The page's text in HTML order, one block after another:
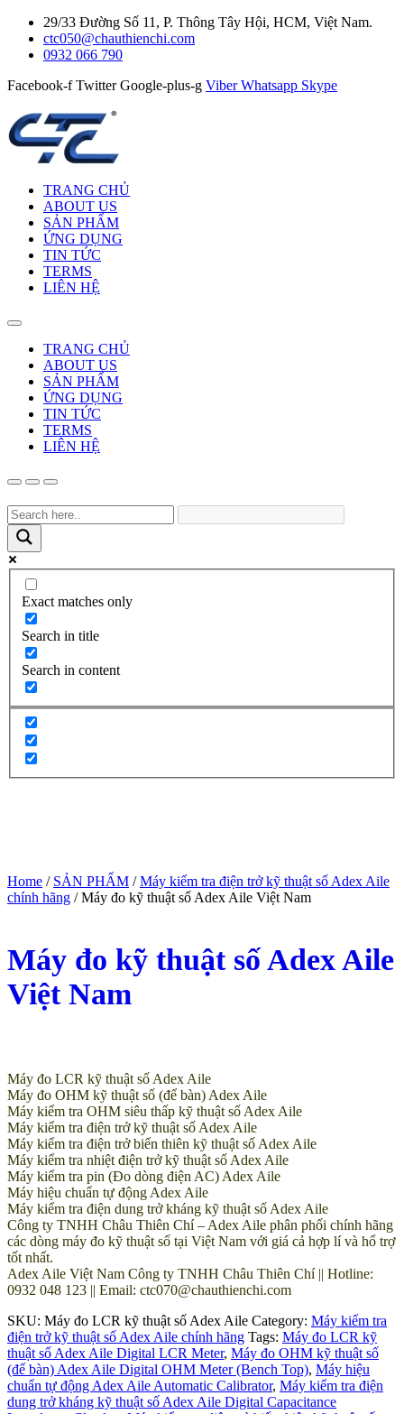
29/33 Đường Số 11, P. Thông Tây Hội, HCM, Việt Nam.
ctc050@chauthienchi.com
0932 066 790
Facebook-f Twitter Google-plus-g Viber Whatsapp Skype
TRANG CHỦ
ABOUT US
SẢN PHẨM
ỨNG DỤNG
TIN TỨC
TERMS
LIÊN HỆ
TRANG CHỦ
ABOUT US
SẢN PHẨM
ỨNG DỤNG
TIN TỨC
TERMS
LIÊN HỆ
Exact matches only
Search in title
Search in content
Home / SẢN PHẨM /Máy kiểm tra điện trở kỹ thuật số Adex Aile
chính hãng / Máy đo kỹ thuật số Adex Aile Việt Nam
Máy đo kỹ thuật số Adex Aile
Việt Nam
Máy đo LCR kỹ thuật số Adex Aile
Máy đo OHM kỹ thuật số (để bàn) Adex Aile
Máy kiểm tra OHM siêu thấp kỹ thuật số Adex Aile
Máy kiểm tra điện trở kỹ thuật số Adex Aile
Máy kiểm tra điện trở biến thiên kỹ thuật số Adex Aile
Máy kiểm tra nhiệt điện trở kỹ thuật số Adex Aile
Máy kiểm tra pin (Đo dòng điện AC) Adex Aile
Máy hiệu chuẩn tự động Adex Aile
Máy kiểm tra điện dung trở kháng kỹ thuật số Adex Aile
Công ty TNHH Châu Thiên Chí – Adex Aile phân phối chính hãng
các dòng máy đo kỹ thuật số tại Việt Nam với giá cả hợp lí và hổ trợ
tốt nhất.
Adex Aile Việt Nam Công ty TNHH Châu Thiên Chí || Hotline:
0932 048 123 || Email: ctc070@chauthienchi.com
SKU: Máy đo LCR kỹ thuật số Adex Aile Category: Máy kiểm tra
điện trở kỹ thuật số Adex Aile chính hãng Tags: Máy đo LCR kỹ
thuật số Adex Aile Digital LCR Meter, Máy đo OHM kỹ thuật số
(để bàn) Adex Aile Digital OHM Meter (Bench Top), Máy hiệu
chuẩn tự động Adex Aile Automatic Calibrator, Máy kiểm tra điện
dung trở kháng kỹ thuật số Adex Aile Digital Capacitance